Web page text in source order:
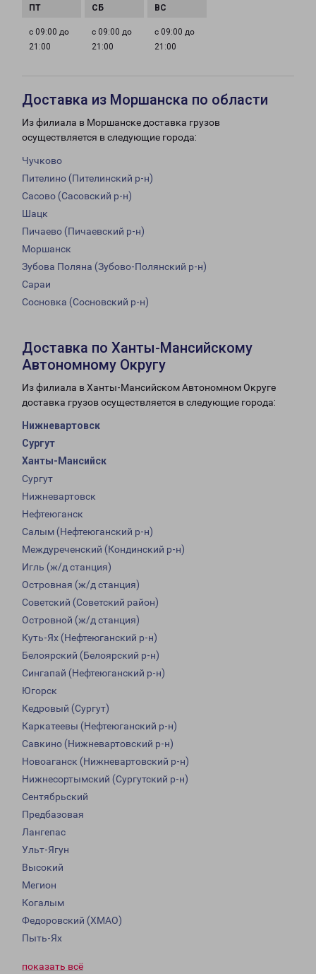
с 09:00 до
21:00
с 09:00 до
21:00
с 09:00 до
21:00
Доставка из Моршанска по области
Из филиала в Моршанске доставка грузов
осуществляется в следующие города:
Чучково
Пителино (Пителинский р-н)
Сасово (Сасовский р-н)
Шацк
Пичаево (Пичаевский р-н)
Моршанск
Зубова Поляна (Зубово-Полянский р-н)
Сараи
Сосновка (Сосновский р-н)
Доставка по Ханты-Мансийскому
Автономному Округу
Из филиала в Ханты-Мансийском Автономном Округе
доставка грузов осуществляется в следующие города:
Нижневартовск
Сургут
Ханты-Мансийск
Сургут
Нижневартовск
Нефтеюганск
Салым (Нефтеюганский р-н)
Междуреченский (Кондинский р-н)
Игль (ж/д станция)
Островная (ж/д станция)
Советский (Советский район)
Островной (ж/д станция)
Куть-Ях (Нефтеюганский р-н)
Белоярский (Белоярский р-н)
Сингапай (Нефтеюганский р-н)
Югорск
Кедровый (Сургут)
Каркатеевы (Нефтеюганский р-н)
Савкино (Нижневартовский р-н)
Новоаганск (Нижневартовский р-н)
Нижнесортымский (Сургутский р-н)
Сентябрьский
Предбазовая
Лангепас
Ульт-Ягун
Высокий
Мегион
Когалым
Федоровский (ХМАО)
Пыть-Ях
показать всё